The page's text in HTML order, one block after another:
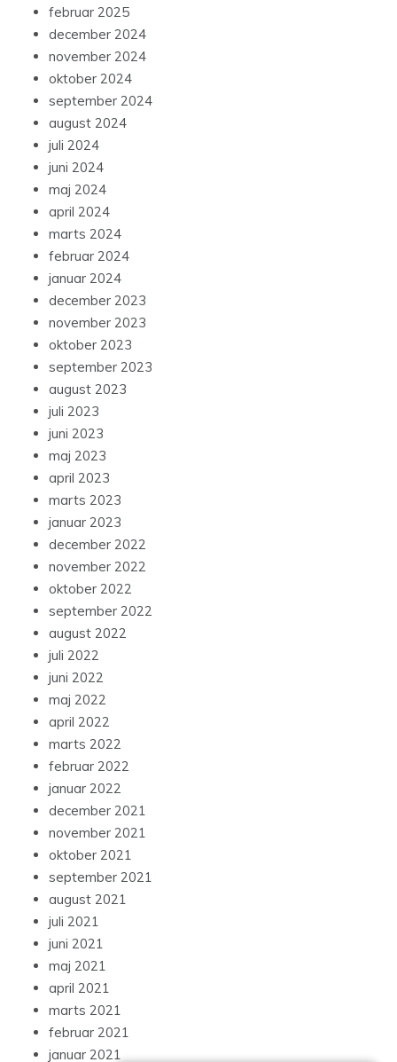
februar 2025
december 2024
november 2024
oktober 2024
september 2024
august 2024
juli 2024
juni 2024
maj 2024
april 2024
marts 2024
februar 2024
januar 2024
december 2023
november 2023
oktober 2023
september 2023
august 2023
juli 2023
juni 2023
maj 2023
april 2023
marts 2023
januar 2023
december 2022
november 2022
oktober 2022
september 2022
august 2022
juli 2022
juni 2022
maj 2022
april 2022
marts 2022
februar 2022
januar 2022
december 2021
november 2021
oktober 2021
september 2021
august 2021
juli 2021
juni 2021
maj 2021
april 2021
marts 2021
februar 2021
januar 2021